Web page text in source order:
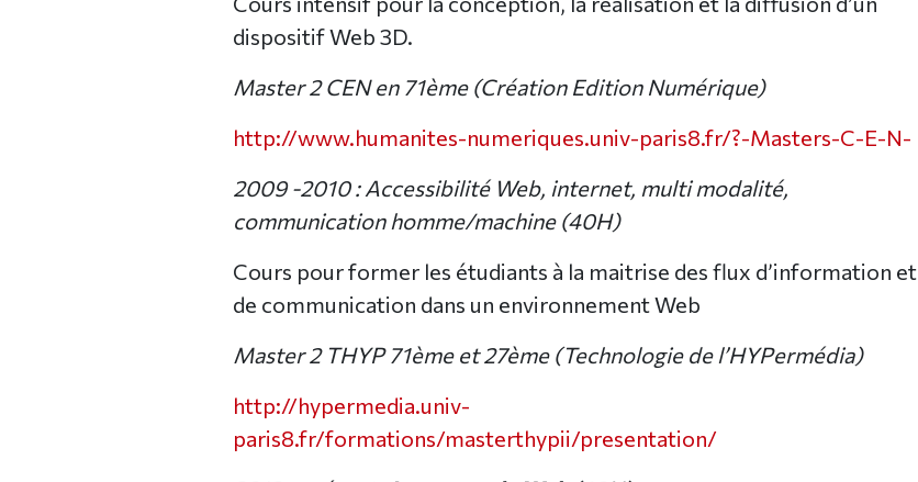
dispositif Web 3D.
Master 2 CEN en 71ème (Création Edition Numérique)
http://www.humanites-numeriques.univ-paris8.fr/?-Masters-C-E-N-
2009 -2010 : Accessibilité Web, internet, multi modalité,
communication homme/machine (40H)
Cours pour former les étudiants à la maitrise des flux d’information et
de communication dans un environnement Web
Master 2 THYP 71ème et 27ème (Technologie de l’HYPermédia)
http://hypermedia.univ-
paris8.fr/formations/masterthypii/presentation/